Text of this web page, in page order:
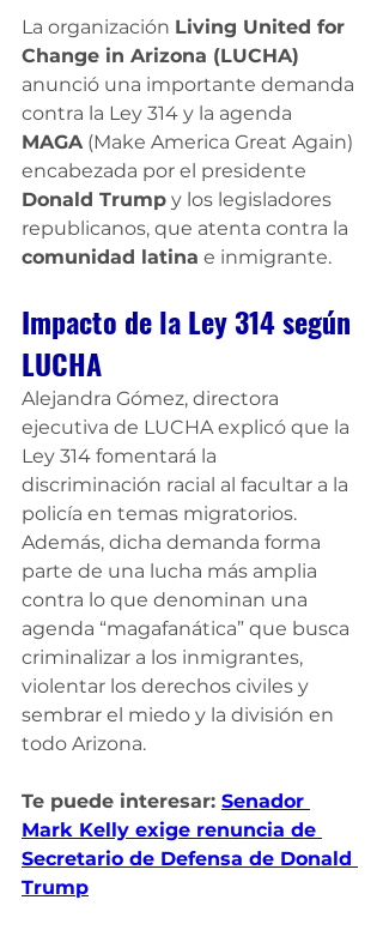
La organización Living United for
Change in Arizona (LUCHA)
anunció una importante demanda
contra la Ley 314 y la agenda
MAGA (Make America Great Again)
encabezada por el presidente
Donald Trump y los legisladores
republicanos, que atenta contra la
comunidad latina e inmigrante.
Impacto de la Ley 314 según
LUCHA
Alejandra Gómez, directora
ejecutiva de LUCHA explicó que la
Ley 314 fomentará la
discriminación racial al facultar a la
policía en temas migratorios.
Además, dicha demanda forma
parte de una lucha más amplia
contra lo que denominan una
agenda “magafanática” que busca
criminalizar a los inmigrantes,
violentar los derechos civiles y
sembrar el miedo y la división en
todo Arizona.
Te puede interesar: Senador
Mark Kelly exige renuncia de
Secretario de Defensa de Donald
Trump